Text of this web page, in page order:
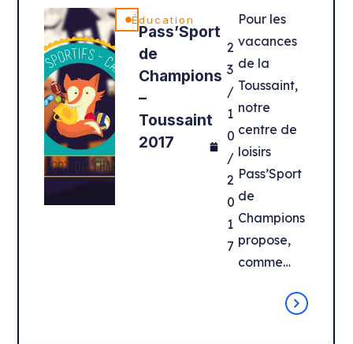
Éducation
Pass’Sport
de
Champions
–
Toussaint
2017
2
3
/
1
0
/
2
0
1
7
Pour les
vacances
de la
Toussaint,
notre
centre de
loisirs
Pass’Sport
de
Champions
propose,
comme…